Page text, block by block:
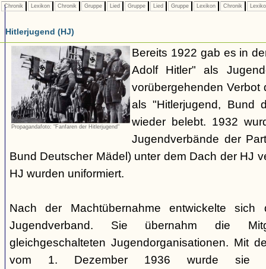
Chronik Lexikon Chronik Gruppe Lied Gruppe Lied Gruppe Lexikon Chronik
Hitlerjugend (HJ)
Propagandafoto: "Fanfaren der Hitlerjugend"
Bereits 1922 gab es in
Adolf Hitler" als
vorübergehenden Verbot
als "Hitlerjugend, Bund
wieder belebt. 1932
Jugendverbände der
Bund Deutscher Mädel) unter dem Dach der HJ
HJ wurden uniformiert.
Nach der Machtübernahme entwickelte
Jugendverband. Sie übernahm die
gleichgeschalteten Jugendorganisationen. Mit
vom 1. Dezember 1936 wurde sie